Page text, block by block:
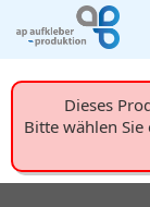
Dieses
Bitte wählen